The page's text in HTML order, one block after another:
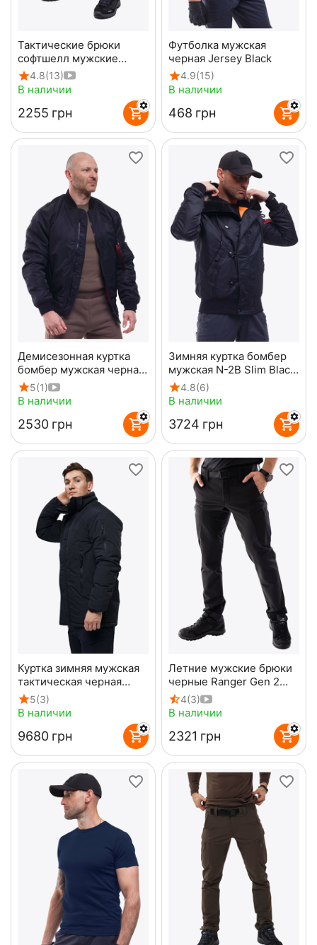
Тактические брюки
софтшелл мужские
олива Soft Shell Spartan
Olive
4.8(13)
В наличии
‍2255‍ грн
Футболка мужская
черная Jersey Black
4.9(15)
В наличии
‍468‍ грн
Демисезонная куртка
бомбер мужская черная
5(1)
В наличии
‍2530‍ грн
Зимняя куртка бомбер
мужская N-2B Slim Black
черная
4.8(6)
В наличии
‍3724‍ грн
Куртка зимняя мужская
тактическая черная
Mont Blanc Gen3 Black
5(3)
В наличии
‍9680‍ грн
Летние мужские брюки
черные Ranger Gen 2
Black
4(3)
В наличии
‍2321‍ грн